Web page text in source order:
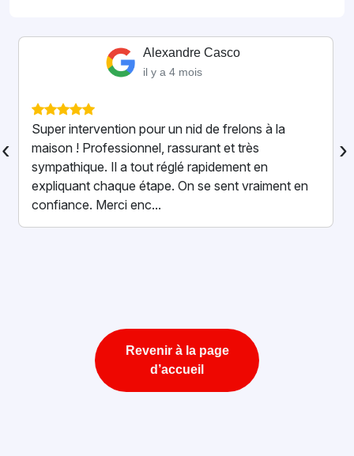
Alexandre Casco
il y a 4 mois
Super intervention pour un nid de frelons à la
maison ! Professionnel, rassurant et très
sympathique. Il a tout réglé rapidement en
expliquant chaque étape. On se sent vraiment en
confiance. Merci enc...
‹ ›
Revenir à la page
d’accueil